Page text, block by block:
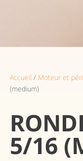
Accueil / Moteur et
(medium)
5/16